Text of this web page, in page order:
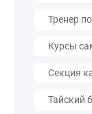
Тренер
Курсы
Секция
Тайский